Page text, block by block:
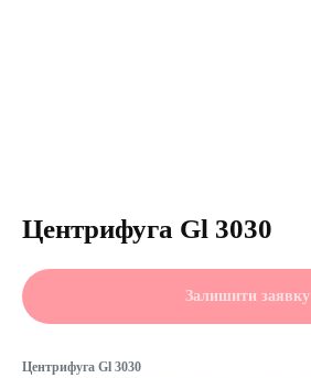
Центрифуга Gl 3030
Залишити заявку
Центрифуга Gl 3030